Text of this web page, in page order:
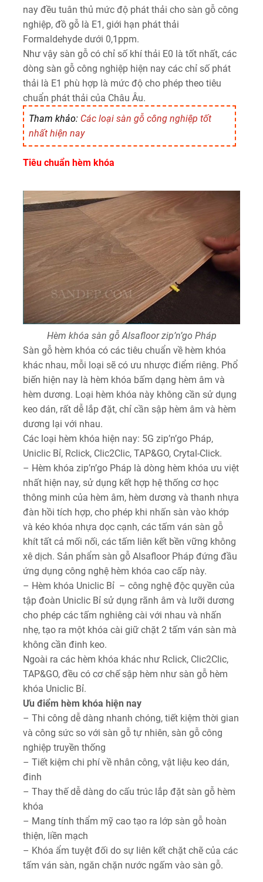
nay đều tuân thủ mức độ phát thải cho sàn gỗ công
nghiệp, đồ gỗ là E1, giới hạn phát thải
Formaldehyde dưới 0,1ppm.
Như vậy sàn gỗ có chỉ số khí thải E0 là tốt nhất, các
dòng sàn gỗ công nghiệp hiện nay các chỉ số phát
thải là E1 phù hợp là mức độ cho phép theo tiêu
chuẩn phát thải của Châu Âu.
Tham khảo: Các loại sàn gỗ công nghiệp tốt
nhất hiện nay
Tiêu chuẩn hèm khóa
Hèm khóa sàn gỗ Alsafloor zip’n’go Pháp
Sàn gỗ hèm khóa có các tiêu chuẩn về hèm khóa
khác nhau, mỗi loại sẽ có ưu nhược điểm riêng. Phổ
biến hiện nay là hèm khóa bấm dạng hèm âm và
hèm dương. Loại hèm khóa này không cần sử dụng
keo dán, rất dễ lắp đặt, chỉ cần sập hèm âm và hèm
dương lại với nhau.
Các loại hèm khóa hiện nay: 5G zip’n’go Pháp,
Uniclic Bỉ, Rclick, Clic2Clic, TAP&GO, Crytal-Click.
– Hèm khóa zip’n’go Pháp là dòng hèm khóa ưu việt
nhất hiện nay, sử dụng kết hợp hệ thống cơ học
thông minh của hèm âm, hèm dương và thanh nhựa
đàn hồi tích hợp, cho phép khi nhấn sàn vào khớp
và kéo khóa nhựa dọc cạnh, các tấm ván sàn gỗ
khít tất cả mối nối, các tấm liên kết bền vững không
xê dịch. Sản phẩm sàn gỗ Alsafloor Pháp đứng đầu
ứng dụng công nghệ hèm khóa cao cấp này.
– Hèm khóa Uniclic Bỉ – công nghệ độc quyền của
tập đoàn Uniclic Bỉ sử dụng rãnh âm và lưỡi dương
cho phép các tấm nghiêng cài với nhau và nhấn
nhẹ, tạo ra một khóa cài giữ chặt 2 tấm ván sàn mà
không cần đinh keo.
Ngoài ra các hèm khóa khác như Rclick, Clic2Clic,
TAP&GO, đều có cơ chế sập hèm như sàn gỗ hèm
khóa Uniclic Bỉ.
Ưu điểm hèm khóa hiện nay
– Thi công dễ dàng nhanh chóng, tiết kiệm thời gian
và công sức so với sàn gỗ tự nhiên, sàn gỗ công
nghiệp truyền thống
– Tiết kiệm chi phí về nhân công, vật liệu keo dán,
đinh
– Thay thế dễ dàng do cấu trúc lắp đặt sàn gỗ hèm
khóa
– Mang tính thẩm mỹ cao tạo ra lớp sàn gỗ hoàn
thiện, liền mạch
– Khóa ẩm tuyệt đối do sự liên kết chặt chẽ của các
tấm ván sàn, ngăn chặn nước ngấm vào sàn gỗ.